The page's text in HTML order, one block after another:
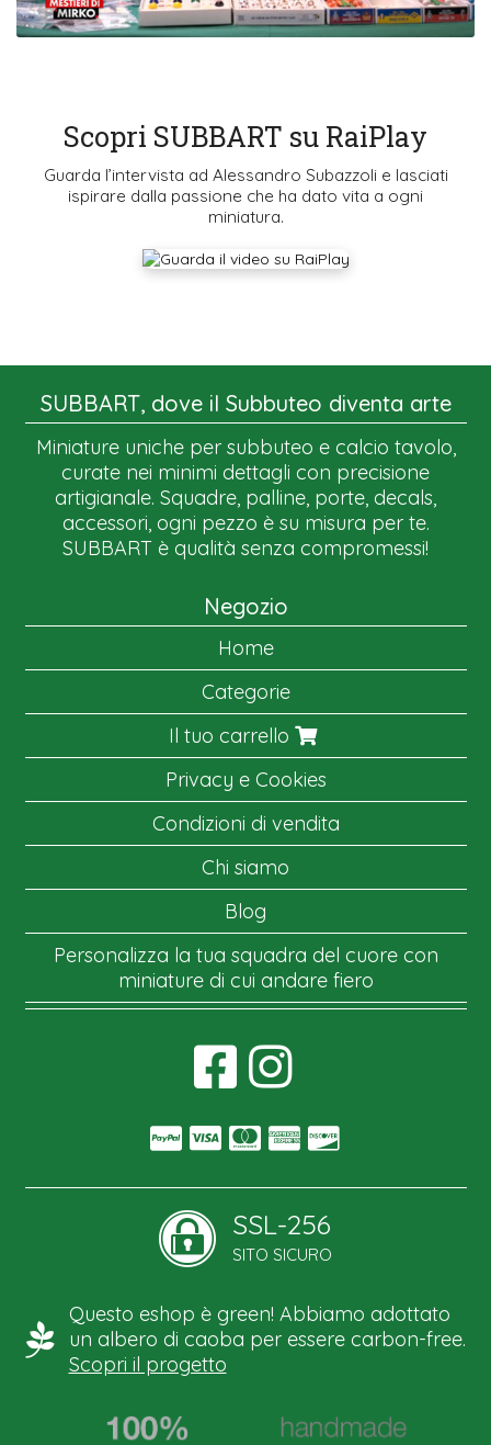
Scopri SUBBART su RaiPlay
Guarda l’intervista ad Alessandro Subazzoli e lasciati
ispirare dalla passione che ha dato vita a ogni
miniatura.
SUBBART, dove il Subbuteo diventa arte
Miniature uniche per subbuteo e calcio tavolo,
curate nei minimi dettagli con precisione
artigianale. Squadre, palline, porte, decals,
accessori, ogni pezzo è su misura per te.
SUBBART è qualità senza compromessi!
Negozio
Home
Categorie
Il tuo carrello
Privacy e Cookies
Condizioni di vendita
Chi siamo
Blog
Personalizza la tua squadra del cuore con
miniature di cui andare fiero
SSL-256
SITO SICURO
Questo eshop è green! Abbiamo adottato
un albero di caoba per essere carbon-free.
Scopri il progetto